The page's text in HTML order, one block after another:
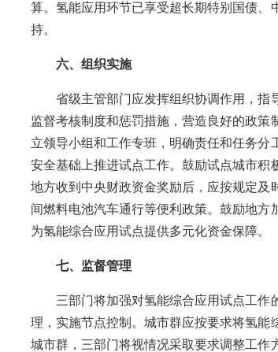
算。氢能应用环节已享受超长期特别国债
持。
六、组织实施
省级主管部门应发挥组织协调作用，指
监督考核制度和惩罚措施，营造良好的政
立领导小组和工作专班，明确责任和任务
安全基础上推进试点工作。鼓励试点城市积
地方收到中央财政资金奖励后，应按规定
间燃料电池汽车通行等便利政策。鼓励地方
为氢能综合应用试点提供多元化资金保障。
七、监督管理
三部门将加强对氢能综合应用试点工作
理，实施节点控制。城市群应按要求将氢
城市群，三部门将视情况采取要求调整工